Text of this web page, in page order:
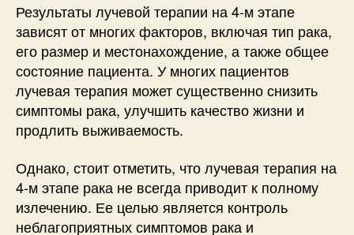
Результаты лучевой терапии на 4-м этапе
зависят от многих факторов, включая тип рака,
его размер и местонахождение, а также общее
состояние пациента. У многих пациентов
лучевая терапия может существенно снизить
симптомы рака, улучшить качество жизни и
продлить выживаемость.
Однако, стоит отметить, что лучевая терапия на
4-м этапе рака не всегда приводит к полному
излечению. Ее целью является контроль
неблагоприятных симптомов рака и